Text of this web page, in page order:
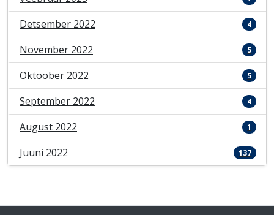
Detsember 2022 4
November 2022 5
Oktoober 2022 5
September 2022 4
August 2022 1
Juuni 2022 137